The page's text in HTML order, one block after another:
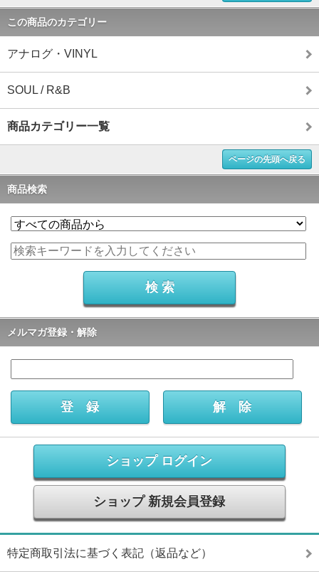
この商品のカテゴリー
アナログ・VINYL
SOUL / R&B
商品カテゴリー一覧
ページの先頭へ戻る
商品検索
メルマガ登録・解除
ショップ ログイン
ショップ 新規会員登録
特定商取引法に基づく表記（返品など）